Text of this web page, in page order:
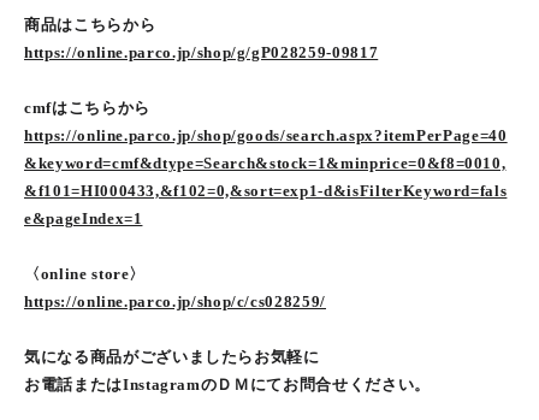
商品はこちらから
https://online.parco.jp/shop/g/gP028259-09817
cmfはこちらから
https://online.parco.jp/shop/goods/search.aspx?itemPerPage=40
&keyword=cmf&dtype=Search&stock=1&minprice=0&f8=0010,
&f101=HI000433,&f102=0,&sort=exp1-d&isFilterKeyword=fals
e&pageIndex=1
〈online store〉
https://online.parco.jp/shop/c/cs028259/
気になる商品がございましたらお気軽に
お電話またはInstagramのＤＭにてお問合せください。